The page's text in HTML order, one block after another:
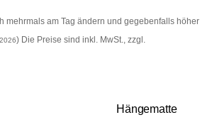
mehrmals am Tag ändern und gegebenfalls höher
) Die Preise sind inkl. MwSt., zzgl.
Hängematte